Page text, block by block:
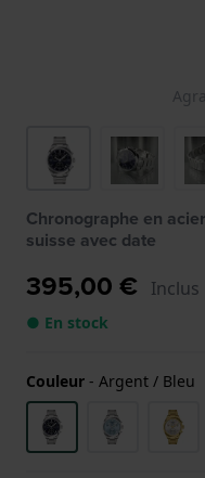
Chronographe en
suisse avec date
395,00 € Inclus
● En stock
Couleur - Argent / Bleu